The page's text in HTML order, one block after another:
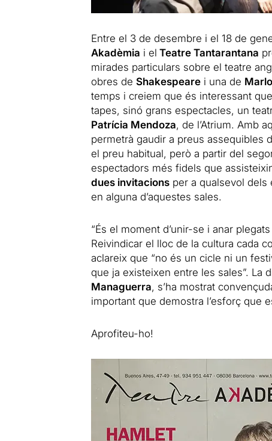
Entre el 3 de desembre i el 18 de
Akadèmia i el Teatre Tantarantana
mirades particulars sobre el teatre
obres de Shakespearei una de
temps i creiem que és interessant
tapes, sinó grans espectacles, un
Patrícia Mendoza, de l’Atrium. Amb
permetrà gaudir a preus assequibles
el preu habitual, però a partir del
espectadors més fidels que
dues invitacionsper a qualsevol dels
en alguna d’aquestes sales.
“És el moment d’unir-se i anar
Reivindicar el lloc de la cultura cada
aclareix que “no és un cicle ni un
que ja existeixen entre les sales”. La
Managuerra, s’ha mostrat
important que demostra l’esforç que
Aprofiteu-ho!